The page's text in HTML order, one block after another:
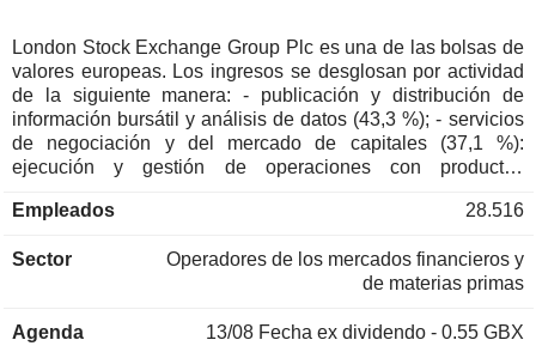
London Stock Exchange Group Plc es una de las bolsas de
valores europeas. Los ingresos se desglosan por actividad
de la siguiente manera: - publicación y distribución de
información bursátil y análisis de datos (43,3 %); - servicios
de negociación y del mercado de capitales (37,1 %):
ejecución y gestión de operaciones con productos
de cotización y servicios tecnológicos, así como servicios
y liquidación de valores); - desarrollo de soluciones y
servicios de gestión de riesgos (6,2 %). Los ingresos se
Unido (32,1 %), Europa (13,8 %), Estados Unidos (37,6 %),
Empleados 28.516
Sector
Operadores de los mercados financieros y
de materias primas
Agenda 13/08 Fecha ex dividendo - 0.55 GBX